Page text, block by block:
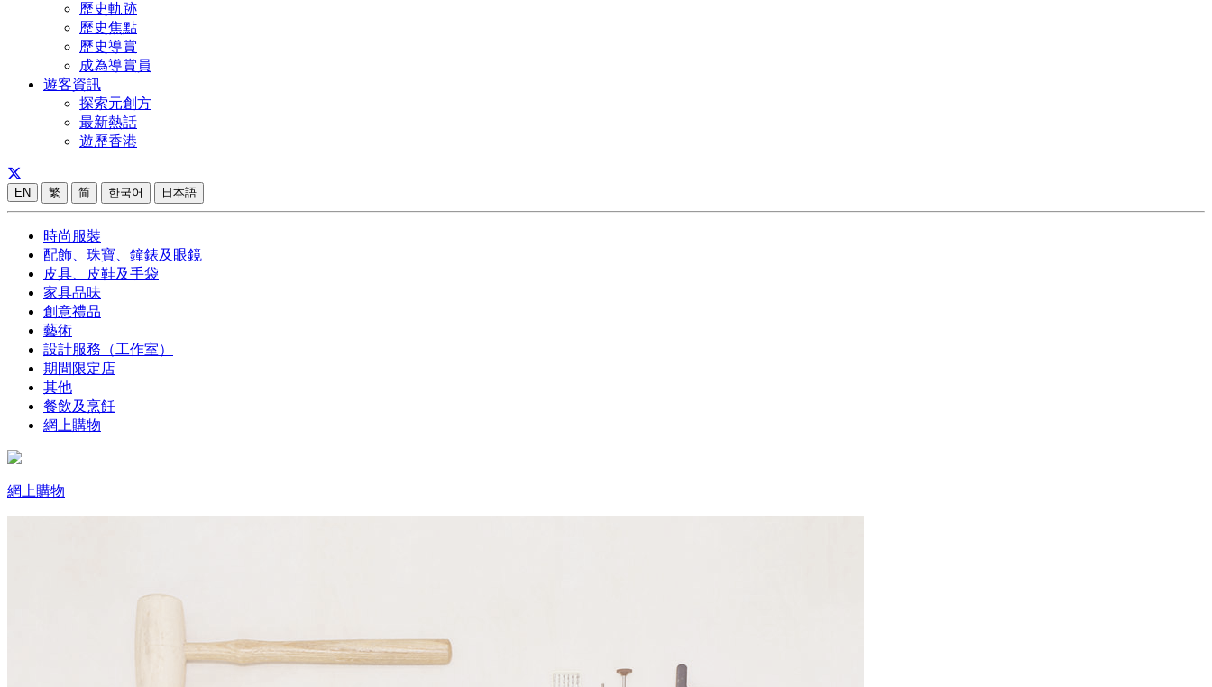
歷史軌跡
歷史焦點
歷史導賞
成為導賞員
遊客資訊
探索元創方
最新熱話
遊歷香港
EN 繁 简 한국어 日本語
時尚服裝
配飾、珠寶、鐘錶及眼鏡
皮具、皮鞋及手袋
家具品味
創意禮品
藝術
設計服務（工作室）
期間限定店
其他
餐飲及烹飪
網上購物
網上購物